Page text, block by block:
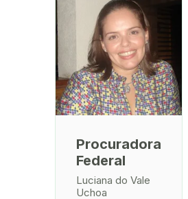
Procuradora
Federal
Luciana do Vale
Uchoa